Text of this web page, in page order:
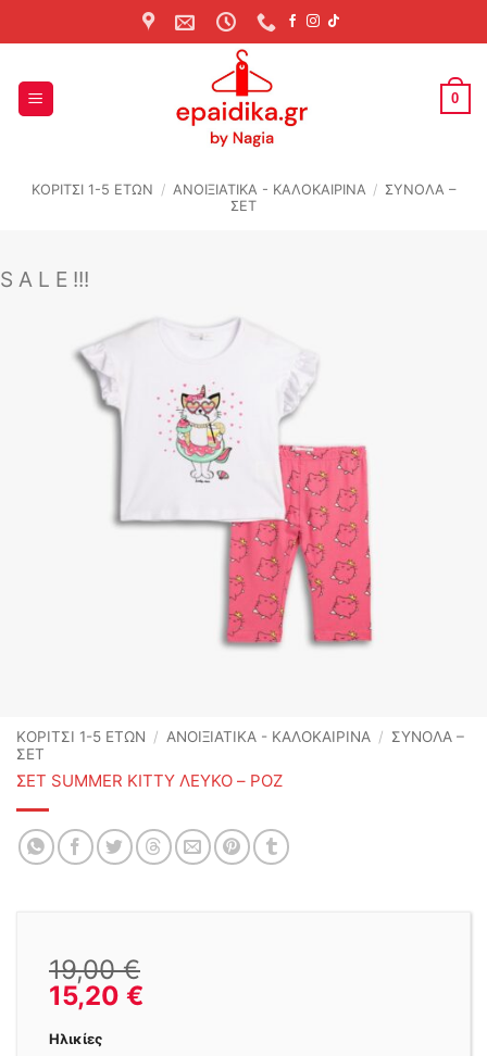
to
0
ΚΟΡΙΤΣΙ 1-5 ΕΤΩΝ / ΑΝΟΙΞΙΆΤΙΚΑ - ΚΑΛΟΚΑΙΡΙΝΆ / ΣΥΝΟΛΑ –
ΣΕΤ
S A L E !!!
ΚΟΡΙΤΣΙ 1-5 ΕΤΩΝ / ΑΝΟΙΞΙΆΤΙΚΑ - ΚΑΛΟΚΑΙΡΙΝΆ / ΣΥΝΟΛΑ –
ΣΕΤ
ΣΕΤ SUMMER KITTY ΛΕΥΚΟ – ΡΟΖ
19,00€
15,20 €
Ηλικίες